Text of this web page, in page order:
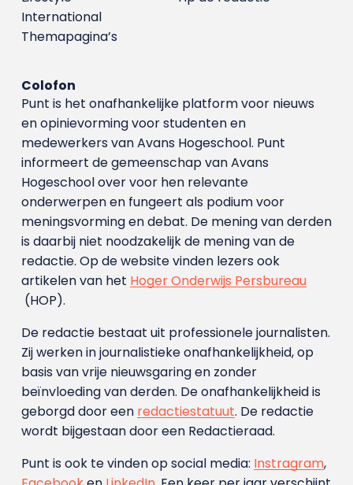
International
Themapagina’s
Colofon
Punt is het onafhankelijke platform voor nieuws
en opinievorming voor studenten en
medewerkers van Avans Hoge­school. Punt
informeert de gemeenschap van Avans
Hogeschool over voor hen relevante
onderwerpen en fungeert als podium voor
meningsvorming en debat. De mening van derden
is daarbij niet noodzakelijk de mening van de
redactie. Op de website vinden lezers ook
artikelen van het Hoger Onderwijs Persbureau
(HOP).
De redactie bestaat uit professionele journalisten.
Zij werken in journalistieke onafhankelijkheid, op
basis van vrije nieuwsgaring en zonder
beïnvloeding van derden. De onafhankelijkheid is
geborgd door een redactiestatuut. De redactie
wordt bijgestaan door een Redactieraad.
Punt is ook te vinden op social media: Instragram,